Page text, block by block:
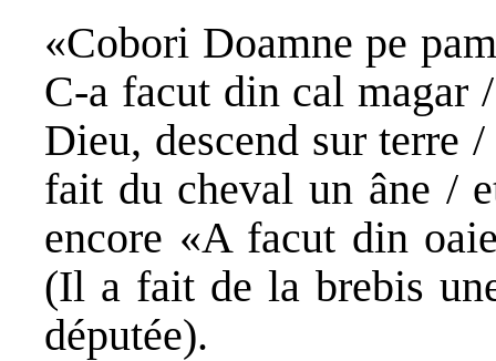
«Cobori Doamne pe
C-a facut din cal magar
Dieu, descend sur terre
fait du cheval un âne /
encore «A facut din
(Il a fait de la brebis
députée).